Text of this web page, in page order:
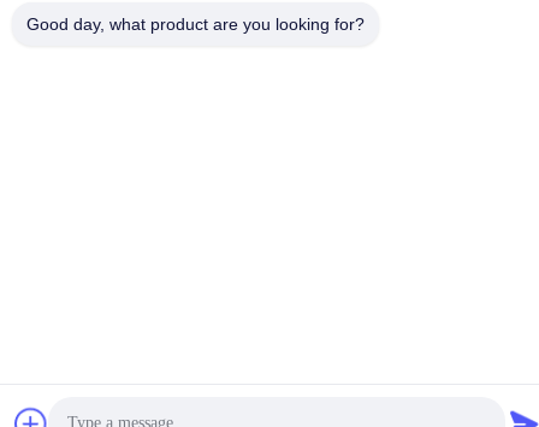
86-020-3156-0583
Good day, what product are you looking for?